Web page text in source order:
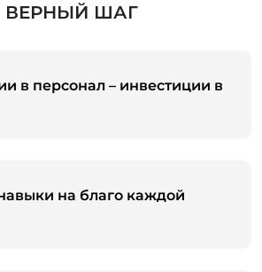
ВЕРНЫЙ ШАГ
в персонал – инвестиции в
на благо каждой